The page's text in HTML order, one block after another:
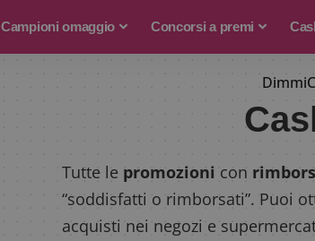
Campioni omaggio Concorsi a premi
Tutte le promozioni con
“soddisfatti o rimborsati”. Puoi
acquisti nei negozi e